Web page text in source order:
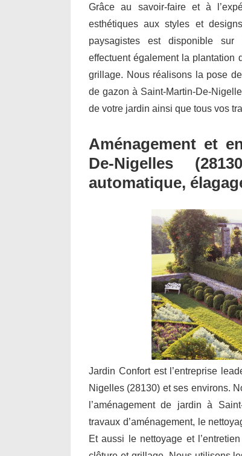
Grâce au savoir-faire et à
esthétiques aux styles et
paysagistes est disponible sur
effectuent également la
grillage. Nous réalisons la pose
de gazon à Saint-Martin-De-
de votre jardin ainsi que tous vos
Aménagement et
De-Nigelles
automatique,
Jardin Confort est l’entreprise
Nigelles (28130) et ses environs.
l’aménagement de jardin à
travaux d’aménagement, le
Et aussi le nettoyage et